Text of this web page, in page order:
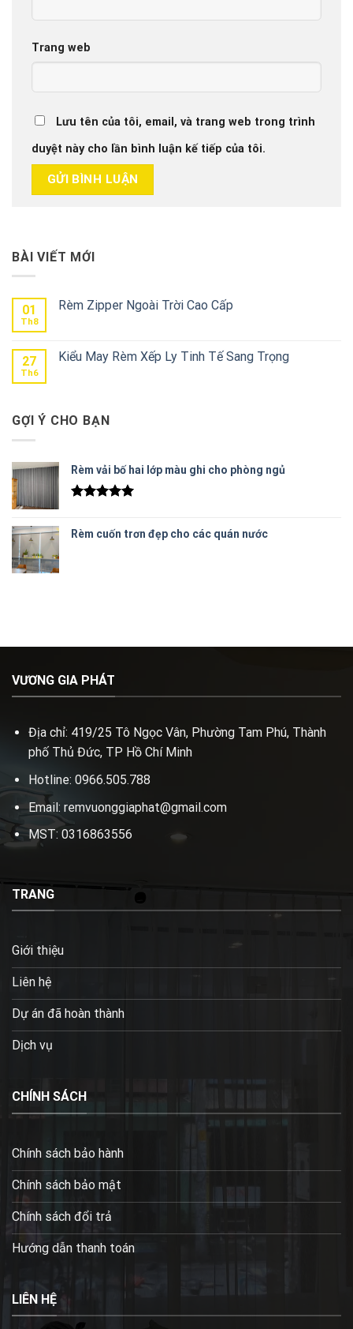
Trang web
Lưu tên của tôi, email, và trang web trong trình
duyệt này cho lần bình luận kế tiếp của tôi.
BÀI VIẾT MỚI
01
Th8
Rèm Zipper Ngoài Trời Cao Cấp
27
Th6
Kiểu May Rèm Xếp Ly Tinh Tế Sang Trọng
GỢI Ý CHO BẠN
Rèm vải bố hai lớp màu ghi cho phòng ngủ
5 sao
Rèm cuốn trơn đẹp cho các quán nước
VƯƠNG GIA PHÁT
Địa chỉ: 419/25 Tô Ngọc Vân, Phường Tam Phú, Thành
phố Thủ Đức, TP Hồ Chí Minh
Hotline: 0966.505.788
Email: remvuonggiaphat@gmail.com
MST: 0316863556
TRANG
Giới thiệu
Liên hệ
Dự án đã hoàn thành
Dịch vụ
CHÍNH SÁCH
Chính sách bảo hành
Chính sách bảo mật
Chính sách đổi trả
Hướng dẫn thanh toán
LIÊN HỆ